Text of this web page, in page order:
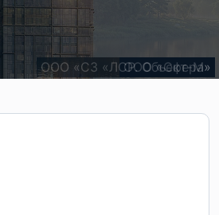
ООО "СЗ "ВАВИЛОВА-СИТИ"
ООО «Сфера»
ООО «СЗ «ЛСР. Объект-М»